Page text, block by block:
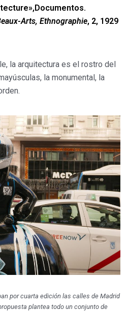
Documentos.
Arts, Ethnographie, 2, 1929
la arquitectura es el rostro del
la monumental, la
por cuarta edición las calles de Madrid
plantea todo un conjunto de